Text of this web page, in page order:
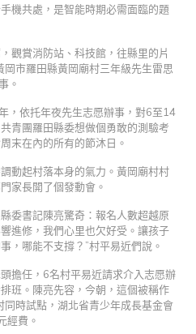
機共處，是智能時期必需面臨的題
觀賞消防站、科技館，往縣里的片
市羅田縣黃岡廟村三年級先生雷思
。
，依托年夜先生志愿辦事，對6至14
青團羅田縣委想做個勇敢的測驗考
末在內的所有的節沐日。
動起村落本身的氣力。黃岡廟村村
家長開了個發動會。
委書記陳亮驚奇：報名人數超越原
進修，我們心里也欠好受。讓孩子
，哪能不支撐？”村平易近們說。
擔任，6名村平易近請求介入志愿辦
班。陳亮先容，今朝，這個被稱作
同時試點，湖北省青少年成長基金會
經費。